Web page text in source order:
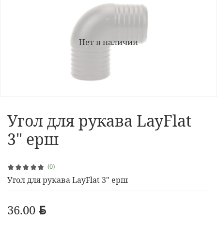
Нет в наличии
(0)
Угол для рукава LayFlat
3" ерш
36.00 BYN
Угол для рукава LayFlat 3" ерш